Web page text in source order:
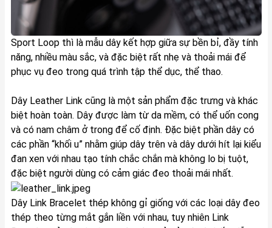
Sport Loop thì là mẫu dây kết hợp giữa sự bền bỉ, đầy tính
năng, nhiều màu sắc, và đặc biệt rất nhẹ và thoải mái để
phục vụ đeo trong quá trình tập thể dục, thể thao.
Dây Leather Link cũng là một sản phẩm đặc trưng và khác
biệt hoàn toàn. Dây được làm từ da mềm, có thể uốn cong
và có nam châm ở trong để cố định. Đặc biệt phần dây có
các phần “khối u” nhằm giúp dây trên và dây dưới hít lại kiểu
đan xen với nhau tạo tính chắc chắn mà không lo bị tuột,
đặc biệt người dùng có cảm giác đeo thoải mái nhất.
Dây Link Bracelet thép không gỉ giống với các loại dây đeo
thép theo từng mắt gắn liền với nhau, tuy nhiên Link